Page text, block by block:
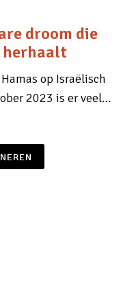
droom die
herhaalt
op Israëlisch
2023 is er veel…